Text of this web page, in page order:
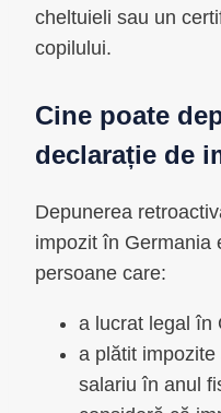
cheltuieli sau un
copilului.
Cine poate
declarație de
Depunerea
impozit în Germania
persoane care:
a lucrat legal în
a plătit
salariu în anul